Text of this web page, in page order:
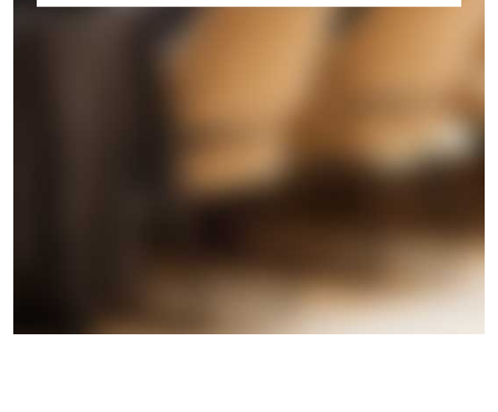
Hier würden wir Ihnen gerne einen externen
Inhalt anzeigen. Dafür benötigen wir allerdings
Ihre Zustimmung, da Ihr Browser